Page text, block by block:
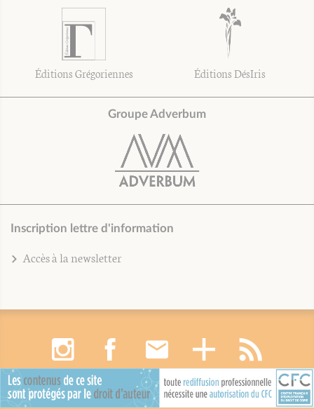
Éditions Grégoriennes Éditions DésIris
Groupe Adverbum
Inscription lettre d'information
Accès à la newsletter